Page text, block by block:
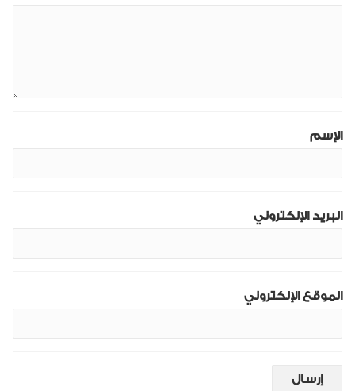
الإسم
البريد الإلكتروني
الموقع الإلكتروني